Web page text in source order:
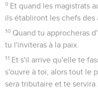
9 Et quand les magistrats
ils établiront les chefs des
10 Quand tu approcheras
tu l'inviteras à la paix.
11 Et s'il arrive qu'elle te
s'ouvre à toi, alors tout le
sera tributaire et te servira.